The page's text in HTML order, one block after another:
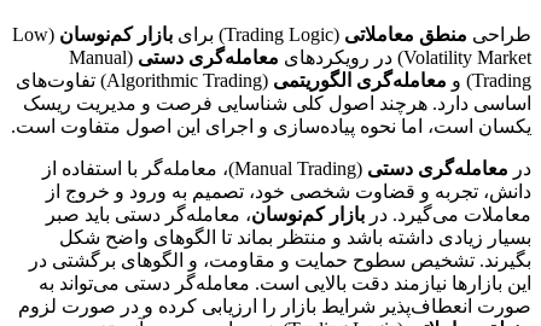
طراحی منطق معاملاتی (Trading Logic) برای بازار کم‌نوسان (Low
Volatility Market) در رویکردهای
معامله‌گری دستی
(Manual
Trading) و
معامله‌گری الگوریتمی
(Algorithmic Trading) تفاوت‌های
اساسی دارد. هرچند اصول کلی شناسایی فرصت و مدیریت ریسک
یکسان است، اما نحوه پیاده‌سازی و اجرای این اصول متفاوت است.
در معامله‌گری دستی
(Manual Trading)، معامله‌گر با استفاده از
دانش، تجربه و قضاوت شخصی خود، تصمیم به ورود و خروج از
معاملات می‌گیرد. در بازار کم‌نوسان، معامله‌گر دستی باید صبر
بسیار زیادی داشته باشد و منتظر بماند تا الگوهای واضح شکل
بگیرند. تشخیص سطوح حمایت و مقاومت، و الگوهای برگشتی در
این بازارها نیازمند دقت بالایی است. معامله‌گر دستی می‌تواند به
صورت انعطاف‌پذیر شرایط بازار را ارزیابی کرده و در صورت لزوم